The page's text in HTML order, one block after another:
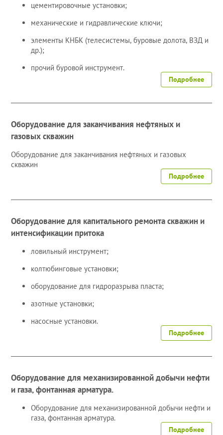
цементировочные установки;
механические и гидравлические ключи;
элементы КНБК (телесистемы, буровые долота, ВЗД и
др.);
прочий буровой инструмент.
Подробнее
Оборудование для заканчивания нефтяных и
газовых скважин
Оборудование для заканчивания нефтяных и газовых
скважин
Подробнее
Оборудование для капитального ремонта скважин и
интенсификации притока
ловильный инструмент;
колтюбинговые установки;
оборудование для гидроразрыва пласта;
азотные установки;
насосные установки.
Подробнее
Оборудование для механизированной добычи нефти
и газа, фонтанная арматура.
Оборудование для механизированной добычи нефти и
газа, фонтанная арматура.
Подробнее